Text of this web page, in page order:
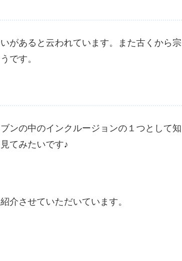
があると云われています。また古くから宗
です。
ンの中のインクルージョンの１つとして知
てみたいです♪
介させていただいています。